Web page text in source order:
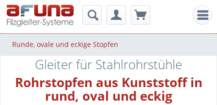
Runde, ovale und eckige Stopfen
Gleiter für Stahlrohrstühle
Rohrstopfen aus Kunststoff in
rund, oval und eckig